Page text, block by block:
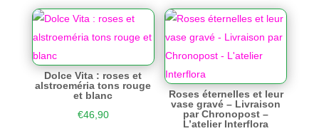
Dolce Vita : roses et
alstroeméria tons rouge
et blanc
€46,90
Roses éternelles et leur
vase gravé – Livraison
par Chronopost –
L’atelier Interflora